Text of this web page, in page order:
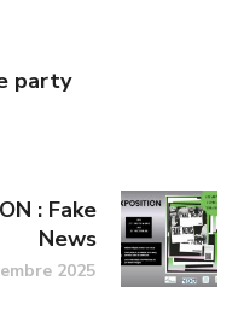
party
: Fake
News
2025